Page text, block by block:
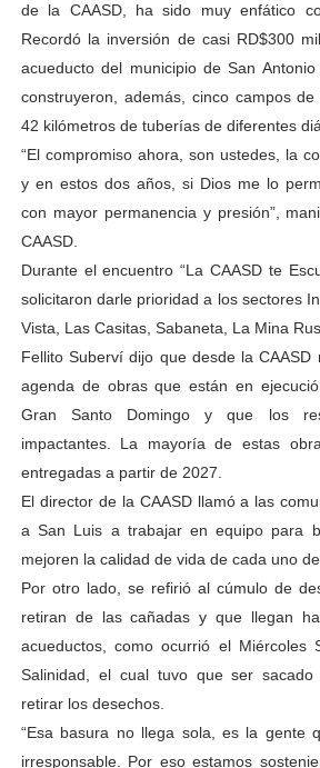
de la CAASD, ha sido muy enfático
Recordó la inversión de casi RD$300
acueducto del municipio de San
construyeron, además, cinco campos
42 kilómetros de tuberías de diferentes
“El compromiso ahora, son ustedes, la
y en estos dos años, si Dios me lo
con mayor permanencia y presión”,
CAASD.
Durante el encuentro “La CAASD te
solicitaron darle prioridad a los sectores
Vista, Las Casitas, Sabaneta, La Mina
Fellito Suberví dijo que desde la CAASD
agenda de obras que están en
Gran Santo Domingo y que los
impactantes. La mayoría de estas
entregadas a partir de 2027.
El director de la CAASD llamó a las
a San Luis a trabajar en equipo para
mejoren la calidad de vida de cada uno
Por otro lado, se refirió al cúmulo de
retiran de las cañadas y que llegan
acueductos, como ocurrió el Miércoles
Salinidad, el cual tuvo que ser sacado
retirar los desechos.
“Esa basura no llega sola, es la gente
irresponsable. Por eso estamos